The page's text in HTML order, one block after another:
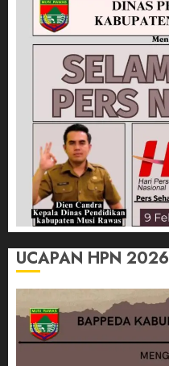
UCAPAN HPN 2026